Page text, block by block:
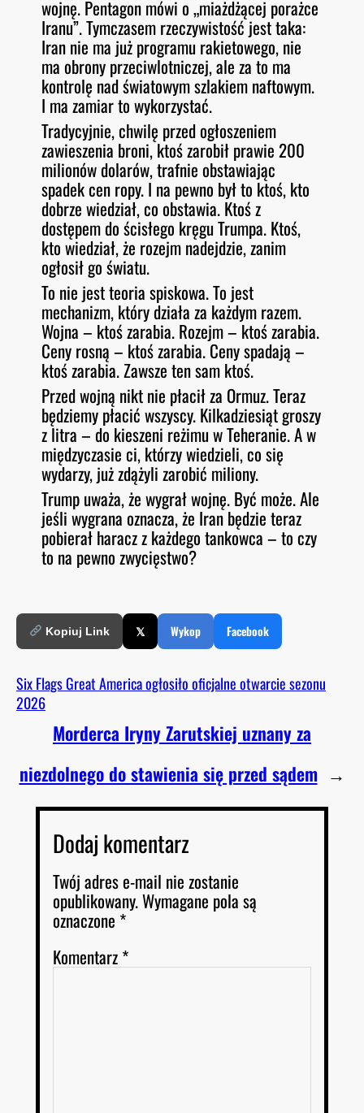
wojnę. Pentagon mówi o „miażdżącej porażce
Iranu”. Tymczasem rzeczywistość jest taka:
Iran nie ma już programu rakietowego, nie
ma obrony przeciwlotniczej, ale za to ma
kontrolę nad światowym szlakiem naftowym.
I ma zamiar to wykorzystać.
Tradycyjnie, chwilę przed ogłoszeniem
zawieszenia broni, ktoś zarobił prawie 200
milionów dolarów, trafnie obstawiając
spadek cen ropy. I na pewno był to ktoś, kto
dobrze wiedział, co obstawia. Ktoś z
dostępem do ścisłego kręgu Trumpa. Ktoś,
kto wiedział, że rozejm nadejdzie, zanim
ogłosił go światu.
To nie jest teoria spiskowa. To jest
mechanizm, który działa za każdym razem.
Wojna – ktoś zarabia. Rozejm – ktoś zarabia.
Ceny rosną – ktoś zarabia. Ceny spadają –
ktoś zarabia. Zawsze ten sam ktoś.
Przed wojną nikt nie płacił za Ormuz. Teraz
będziemy płacić wszyscy. Kilkadziesiąt groszy
z litra – do kieszeni reżimu w Teheranie. A w
międzyczasie ci, którzy wiedzieli, co się
wydarzy, już zdążyli zarobić miliony.
Trump uważa, że wygrał wojnę. Być może. Ale
jeśli wygrana oznacza, że Iran będzie teraz
pobierał haracz z każdego tankowca – to czy
to na pewno zwycięstwo?
Kopiuj Link 𝕏 Wykop Facebook
Six Flags Great America ogłosiło oficjalne otwarcie sezonu
2026
Morderca Iryny Zarutskiej uznany za
niezdolnego do stawienia się przed sądem →
Dodaj komentarz
Twój adres e-mail nie zostanie
opublikowany.Wymagane pola są
oznaczone *
Komentarz*